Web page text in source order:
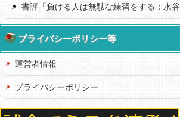
書評「負ける人は無駄な練習をする：水
プライバシーポリシー等
運営者情報
プライバシーポリシー